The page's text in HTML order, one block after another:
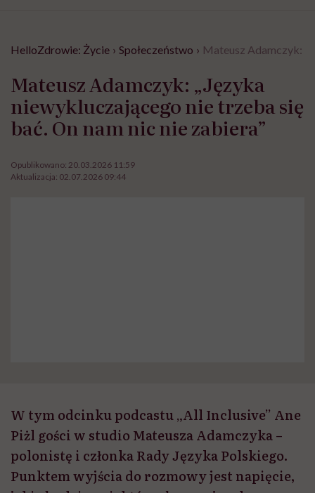
HelloZdrowie: Życie › Społeczeństwo › Mateusz Adamczyk:
Mateusz Adamczyk: „Języka
niewykluczającego nie trzeba się
bać. On nam nic nie zabiera”
Opublikowano: 20.03.2026 11:59
Aktualizacja: 02.07.2026 09:44
W tym odcinku podcastu „All Inclusive” Ane
Piżl gości w studio Mateusza Adamczyka –
polonistę i członka Rady Języka Polskiego.
Punktem wyjścia do rozmowy jest napięcie,